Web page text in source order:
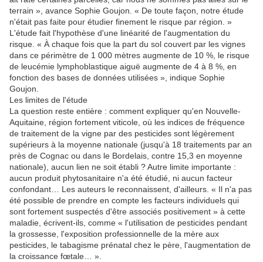
terrain », avance Sophie Goujon. « De toute façon, notre étude
n'était pas faite pour étudier finement le risque par région. »
L'étude fait l'hypothèse d'une linéarité de l'augmentation du
risque. « À chaque fois que la part du sol couvert par les vignes
dans ce périmètre de 1 000 mètres augmente de 10 %, le risque
de leucémie lymphoblastique aiguë augmente de 4 à 8 %, en
fonction des bases de données utilisées », indique Sophie
Goujon.
Les limites de l'étude
La question reste entière : comment expliquer qu'en Nouvelle-
Aquitaine, région fortement viticole, où les indices de fréquence
de traitement de la vigne par des pesticides sont légèrement
supérieurs à la moyenne nationale (jusqu'à 18 traitements par an
près de Cognac ou dans le Bordelais, contre 15,3 en moyenne
nationale), aucun lien ne soit établi ? Autre limite importante :
aucun produit phytosanitaire n'a été étudié, ni aucun facteur
confondant… Les auteurs le reconnaissent, d'ailleurs. « Il n'a pas
été possible de prendre en compte les facteurs individuels qui
sont fortement suspectés d'être associés positivement » à cette
maladie, écrivent-ils, comme « l'utilisation de pesticides pendant
la grossesse, l'exposition professionnelle de la mère aux
pesticides, le tabagisme prénatal chez le père, l'augmentation de
la croissance fœtale… ».